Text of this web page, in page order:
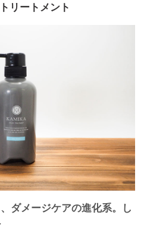
油アルコール、PPG-1/PEG-1ステア
ナイト、グリシン、ヘマチン、アセチ
解シルク/PGプロピルメチルシランジ
イペラスエスクレンタス根油、サルビ
カマンゴノキ核脂、マコンブエキス、
レチン酸ステアリル、ポリクオタニウ
、水添ココグリセリル、ステアリン酸
ウムクロリド、ステアラミドプロピル
ンモニウム、セバシン酸ジエチル、ベ
ルアルコール、オクチルドデカノー
ノール、香料、塩基性青99、HC青2、
ドロキシプロピルアミノ-3-ニトロフェ
76
リートメント
ダメージケアの進化系。し